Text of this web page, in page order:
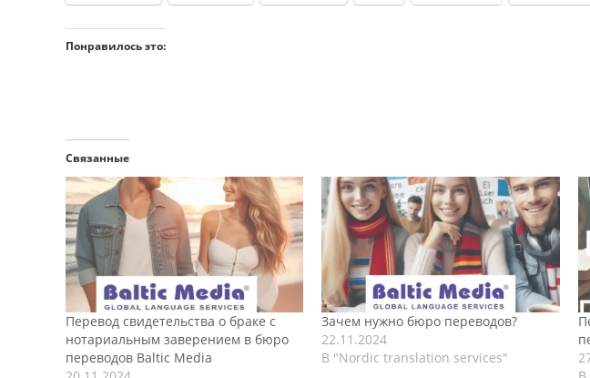
Понравилось это:
Связанные
Перевод свидетельства о браке с
нотариальным заверением в бюро
переводов Baltic Media
Зачем нужно бюро переводов?
22.11.2024
В "Nordic translation services"